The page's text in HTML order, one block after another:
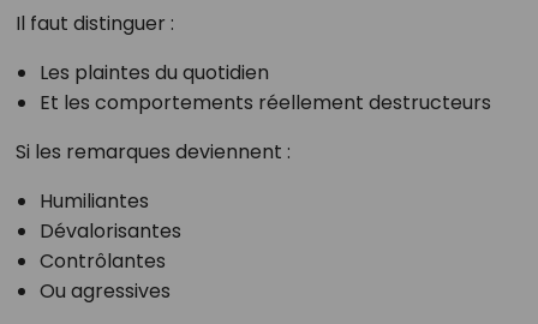
Il faut distinguer :
Les plaintes du quotidien
Et les comportements réellement destructeurs
Si les remarques deviennent :
Humiliantes
Dévalorisantes
Contrôlantes
Ou agressives